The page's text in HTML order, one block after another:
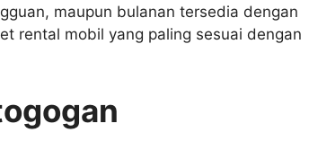
maupun bulanan tersedia dengan
rental mobil yang paling sesuai dengan